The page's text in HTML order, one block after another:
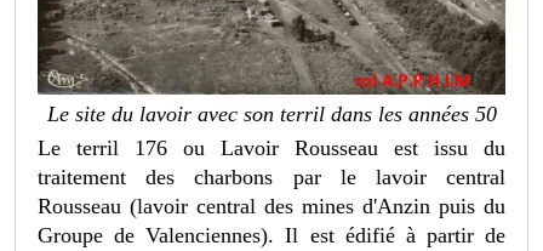
Le site du lavoir avec son terril dans les années 50
Le terril 176 ou Lavoir Rousseau est issu du
traitement des charbons par le lavoir central
Rousseau (lavoir central des mines d'Anzin puis du
Groupe de Valenciennes). Il est édifié à partir de